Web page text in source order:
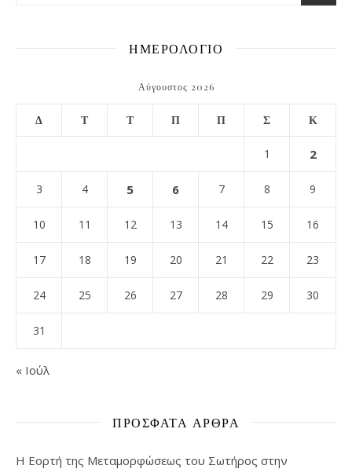
ΗΜΕΡΟΛΟΓΙΟ
Αύγουστος 2026
Δ Τ Τ Π Π Σ Κ
1 2
3 4 5 6 7 8 9
10 11 12 13 14 15 16
17 18 19 20 21 22 23
24 25 26 27 28 29 30
31
« Ιούλ
ΠΡΌΣΦΑΤΑ ΆΡΘΡΑ
Η Εορτή της Μεταμορφώσεως του Σωτήρος στην